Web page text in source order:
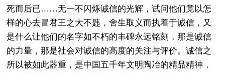
死而后已……无一不闪烁诚信的光辉，试问他们竟以怎
样的心去冒君王之大不韪，舍生取义而执着于诚信，又
是什么让他们的名字如不朽的丰碑永远铭刻，那是诚信
的力量，那是社会对诚信的高度的关注与评价。诚信之
所以被如此器重，是中国五千年文明陶冶的精品精神，